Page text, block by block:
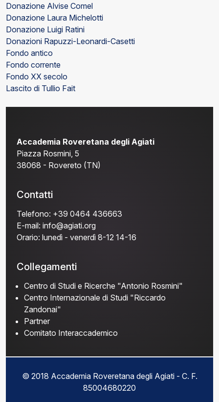
Donazione Alvise Comel
Donazione Laura Michelotti
Donazione Luigi Ratini
Donazioni Rapuzzi-Leonardi-Casetti
Fondo antico
Fondo corrente
Fondo XX secolo
Lascito di Tullio Fait
Accademia Roveretana degli Agiati
Piazza Rosmini, 5
38068 - Rovereto (TN)
Contatti
Telefono: +39 0464 436663
E-mail: info@agiati.org
Orario: lunedì - venerdì 8-12 14-16
Collegamenti
Centro di Studi e Ricerche "Antonio Rosmini"
Centro Internazionale di Studi "Riccardo
Zandonai"
Partner
Comitato Interaccademico
© 2018 Accademia Roveretana degli Agiati - C. F.
85004680220